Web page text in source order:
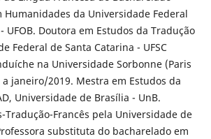
da Universidade Federal
UFOB. Doutora em Estudos da Tradução
Federal de Santa Catarina - UFSC
na Universidade Sorbonne (Paris
janeiro/2019. Mestra em Estudos da
Universidade de Brasília - UnB.
Tradução-Francês pela Universidade de
substituta do bacharelado em